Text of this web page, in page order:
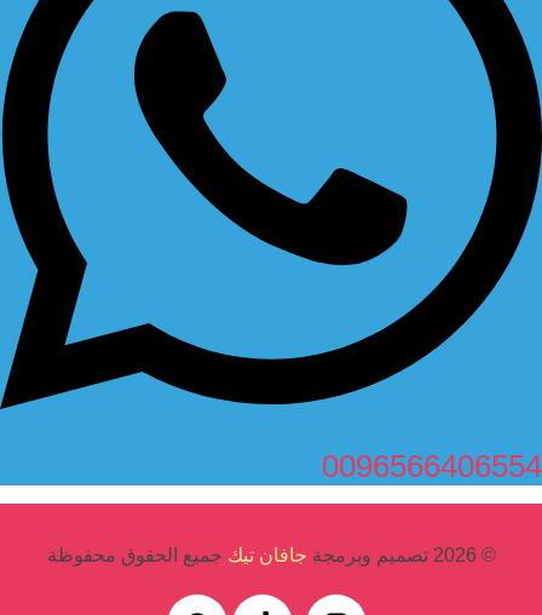
0096566406554
© 2026 تصميم وبرمجة جافان تيك جميع الحقوق محفوظة